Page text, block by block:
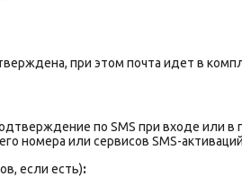
при этом почта идет в
по SMS при входе или
номера или сервисов SMS-
если есть):